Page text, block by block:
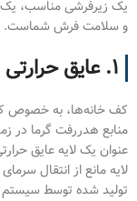
یک زیرفرشی مناسب، یک
و سلامت فرش شماست.
۱. عایق حرارتی قدرتمند
کف خانه‌ها، به خصوص
منابع هدررفت گرما در
عنوان یک لایه عایق
لایه مانع از انتقال
تولید شده توسط سیستم